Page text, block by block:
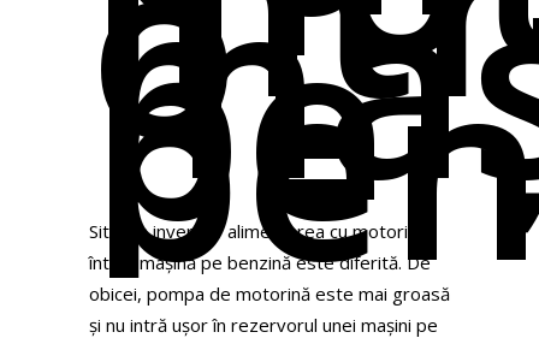
pe
Situația inversă, alimentarea cu motorină
într-o mașină pe benzină este diferită. De
obicei, pompa de motorină este mai groasă
și nu intră ușor în rezervorul unei mașini pe